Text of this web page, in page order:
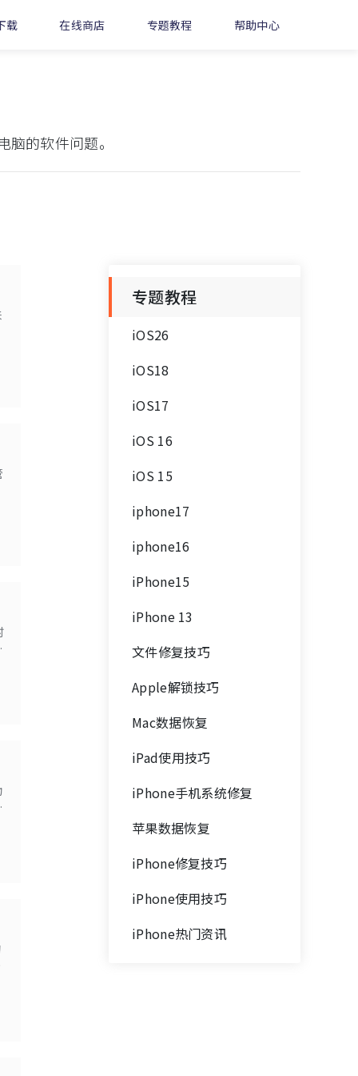
载 在线商店 专题教程 帮助中心
的软件问题。
专题教程
iOS26
iOS18
iOS17
iOS 16
iOS 15
iphone17
iphone16
iPhone15
iPhone 13
文件修复技巧
Apple解锁技巧
Mac数据恢复
iPad使用技巧
iPhone手机系统修复
苹果数据恢复
iPhone修复技巧
iPhone使用技巧
iPhone热门资讯